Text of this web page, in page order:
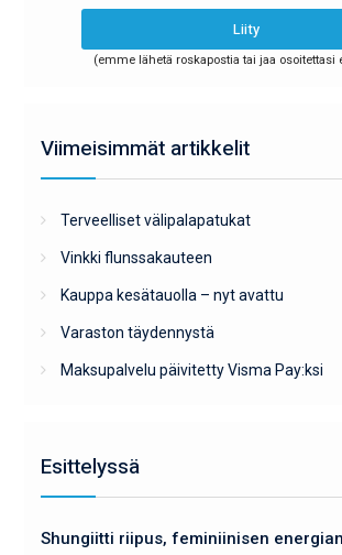
(emme lähetä roskapostia tai jaa osoitettasi
Viimeisimmät artikkelit
Terveelliset välipalapatukat
Vinkki flunssakauteen
Kauppa kesätauolla – nyt avattu
Varaston täydennystä
Maksupalvelu päivitetty Visma Pay:ksi
Esittelyssä
Shungiitti riipus, feminiinisen energian